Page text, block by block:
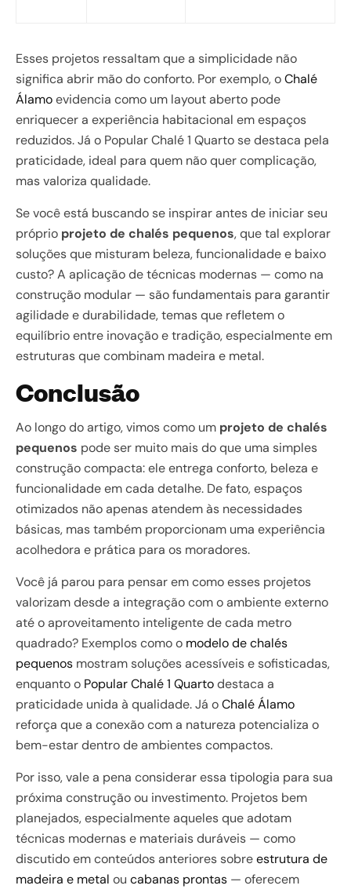
Esses projetos ressaltam que a simplicidade não
significa abrir mão do conforto. Por exemplo, oChalé
Álamoevidencia como um layout aberto pode
enriquecer a experiência habitacional em espaços
reduzidos. Já o Popular Chalé 1 Quarto se destaca pela
praticidade, ideal para quem não quer complicação,
mas valoriza qualidade.
Se você está buscando se inspirar antes de iniciar seu
próprio projeto de chalés pequenos, que tal explorar
soluções que misturam beleza, funcionalidade e baixo
custo? A aplicação de técnicas modernas — como na
construção modular — são fundamentais para garantir
agilidade e durabilidade, temas que refletem o
equilíbrio entre inovação e tradição, especialmente em
estruturas que combinam madeira e metal.
Conclusão
Ao longo do artigo, vimos como um projeto de chalés
pequenos pode ser muito mais do que uma simples
construção compacta: ele entrega conforto, beleza e
funcionalidade em cada detalhe. De fato, espaços
otimizados não apenas atendem às necessidades
básicas, mas também proporcionam uma experiência
acolhedora e prática para os moradores.
Você já parou para pensar em como esses projetos
valorizam desde a integração com o ambiente externo
até o aproveitamento inteligente de cada metro
quadrado? Exemplos como o modelo de chalés
pequenos mostram soluções acessíveis e sofisticadas,
enquanto o Popular Chalé 1 Quartodestaca a
praticidade unida à qualidade. Já oChalé Álamo
reforça que a conexão com a natureza potencializa o
bem-estar dentro de ambientes compactos.
Por isso, vale a pena considerar essa tipologia para sua
próxima construção ou investimento. Projetos bem
planejados, especialmente aqueles que adotam
técnicas modernas e materiais duráveis — como
discutido em conteúdos anteriores sobreestrutura de
madeira e metal ou cabanas prontas — oferecem